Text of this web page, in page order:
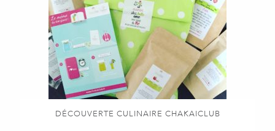
DÉCOUVERTE CULINAIRE CHAKAICLUB